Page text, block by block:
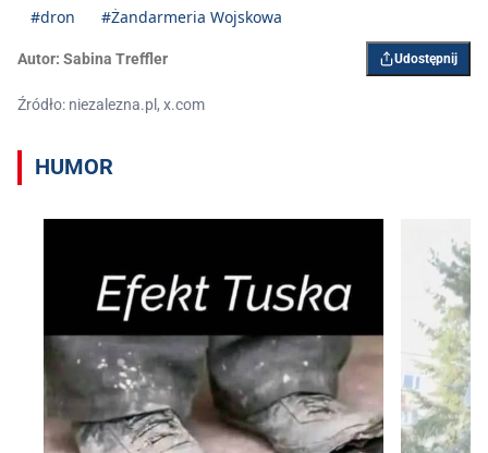
#dron #Żandarmeria Wojskowa
Autor: Sabina Treffler Udostępnij
Źródło: niezalezna.pl, x.com
HUMOR